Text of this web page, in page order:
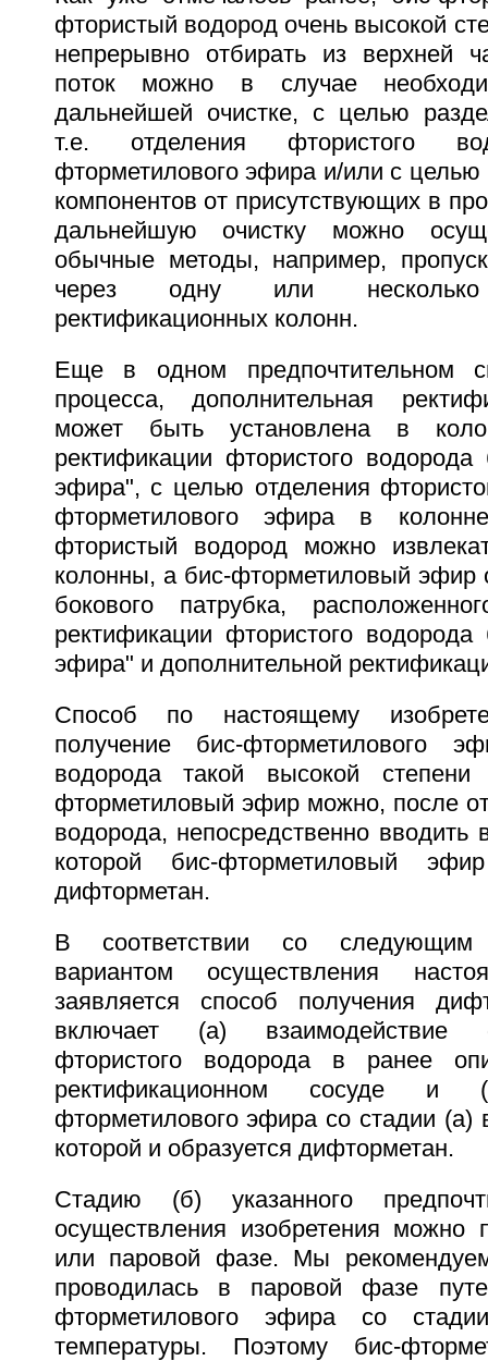
фтористый водород очень высокой
непрерывно отбирать из верхней
поток можно в случае
дальнейшей очистке, с целью
т.е. отделения фтористого
фторметилового эфира и/или с целью
компонентов от присутствующих в
дальнейшую очистку можно
обычные методы, например,
через одну или несколько
ректификационных колонн.
Еще в одном предпочтительном
процесса, дополнительная
может быть установлена в
ректификации фтористого водорода
эфира", с целью отделения
фторметилового эфира в
фтористый водород можно
колонны, а бис-фторметиловый эфир
бокового патрубка,
ректификации фтористого водорода
эфира" и дополнительной
Способ по настоящему
получение бис-фторметилового
водорода такой высокой
фторметиловый эфир можно, после
водорода, непосредственно вводить
которой бис-фторметиловый
дифторметан.
В соответствии со следующим
вариантом осуществления
заявляется способ получения
включает (а) взаимодействие
фтористого водорода в ранее
ректификационном сосуде
фторметилового эфира со стадии (а)
которой и образуется дифторметан.
Стадию (б) указанного
осуществления изобретения можно
или паровой фазе. Мы
проводилась в паровой фазе
фторметилового эфира со
температуры. Поэтому бис-